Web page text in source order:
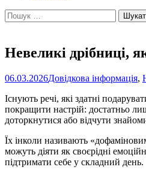
Пошук:
Невеликі дрібниці,
06.03.2026Довідкова інформація,
Існують речі, які здатні
покращити настрій: достатньо
доторкнутися або відчути
Їх інколи називають
можуть діяти як своєрідні
підтримати себе у складний день.